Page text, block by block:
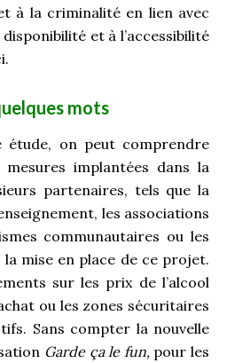
à la criminalité en lien avec
disponibilité et à l’accessibilité
mots
on peut comprendre
mesures implantées dans la
partenaires, tels que la
les associations
communautaires ou les
mise en place de ce projet.
sur les prix de l’alcool
ou les zones sécuritaires
Sans compter la nouvelle
Garde ça le fun, pour les